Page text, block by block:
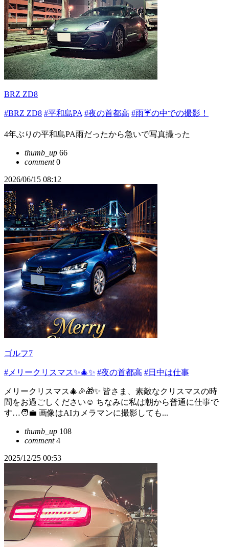
BRZ ZD8
#BRZ ZD8 #平和島PA #夜の首都高 #雨☔️の中での撮影！
4年ぶりの平和島PA雨だったから急いで写真撮った
thumb_up 66
comment0
2026/06/15 08:12
ゴルフ7
#メリークリスマス✨🎄✨ #夜の首都高 #日中は仕事
メリークリスマス🎄🎉🎁✨ 皆さま、素敵なクリスマスの時
間をお過ごしください☺️ ちなみに私は朝から普通に仕事で
す…🧑‍💼 画像はAIカメラマンに撮影しても...
thumb_up 108
comment4
2025/12/25 00:53